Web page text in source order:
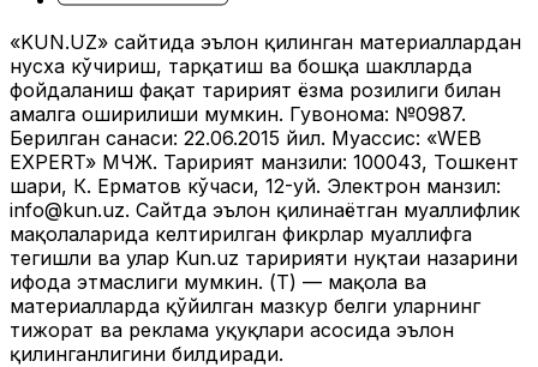
«KUN.UZ» сайтида эълон қилинган материаллардан
нусха кўчириш, тарқатиш ва бошқа шаклларда
фойдаланиш фақат таҳририят ёзма розилиги билан
амалга оширилиши мумкин. Гувоҳнома: №0987.
Берилган санаси: 22.06.2015 йил. Муассис: «WEB
EXPERT» МЧЖ. Таҳририят манзили: 100043, Тошкент
шаҳри, К. Ерматов кўчаси, 12-уй. Электрон манзил:
info@kun.uz. Сайтда эълон қилинаётган муаллифлик
мақолаларида келтирилган фикрлар муаллифга
тегишли ва улар Kun.uz таҳририяти нуқтаи назарини
ифода этмаслиги мумкин. (Т) — мақола ва
материалларда қўйилган мазкур белги уларнинг
тижорат ва реклама ҳуқуқлари асосида эълон
қилинганлигини билдиради.